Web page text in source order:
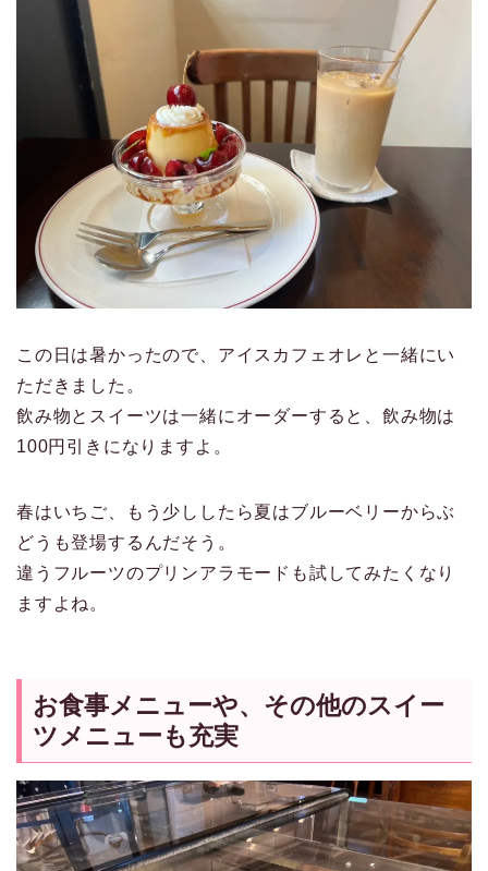
この日は暑かったので、アイスカフェオレと一緒にい
ただきました。
飲み物とスイーツは一緒にオーダーすると、飲み物は
100円引きになりますよ。
春はいちご、もう少ししたら夏はブルーベリーからぶ
どうも登場するんだそう。
違うフルーツのプリンアラモードも試してみたくなり
ますよね。
お食事メニューや、その他のスイー
ツメニューも充実